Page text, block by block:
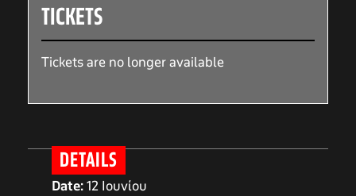
DETAILS
Date:12 Ιουνίου
TICKETS
Tickets are no longer available